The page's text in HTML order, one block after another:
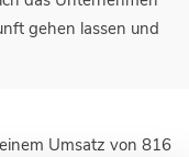
gehen lassen und
Umsatz von 816